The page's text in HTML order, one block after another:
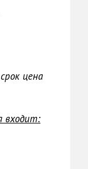
цена
входит: